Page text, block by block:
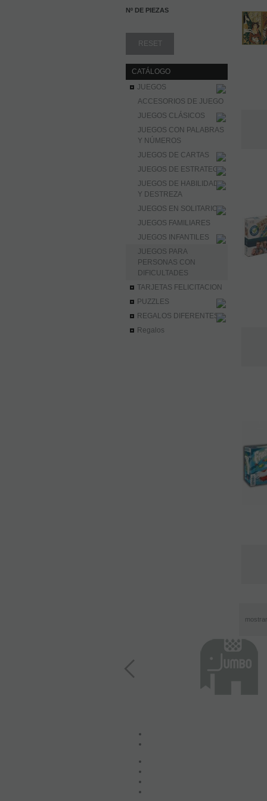
Nº DE PIEZAS
CATÁLOGO
JUEGOS
ACCESORIOS DE JUEGO
JUEGOS CLÁSICOS
JUEGOS CON PALABRAS
Y NÚMEROS
JUEGOS DE CARTAS
JUEGOS DE ESTRATEGIA
JUEGOS DE HABILIDAD
Y DESTREZA
JUEGOS EN SOLITARIO
JUEGOS FAMILIARES
JUEGOS INFANTILES
JUEGOS PARA
PERSONAS CON
DIFICULTADES
TARJETAS FELICITACION
PUZZLES
REGALOS DIFERENTES
Regalos